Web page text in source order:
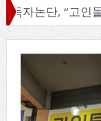
단, “고인돌의 트